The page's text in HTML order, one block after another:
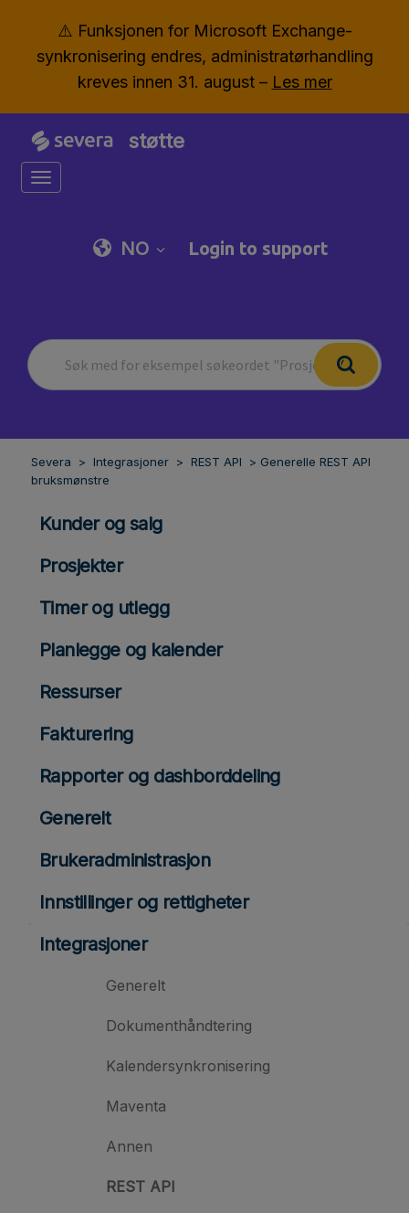
⚠️ Funksjonen for Microsoft Exchange-
synkronisering endres, administratørhandling
kreves innen 31. august – Les mer
støtte
Toggle navigation
NO Login to support
Severa Integrasjoner REST API
Generelle REST API
bruksmønstre
Kunder og salg
Prosjekter
Timer og utlegg
Planlegge og kalender
Ressurser
Fakturering
Rapporter og dashborddeling
Generelt
Brukeradministrasjon
Innstillinger og rettigheter
Integrasjoner
Generelt
Dokumenthåndtering
Kalendersynkronisering
Maventa
Annen
REST API